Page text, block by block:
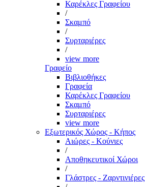
Καρέκλες Γραφείου
/
Σκαμπό
/
Συρταριέρες
/
view more
Γραφείο
Βιβλιοθήκες
Γραφεία
Καρέκλες Γραφείου
Σκαμπό
Συρταριέρες
view more
Εξωτερικός Χώρος - Κήπος
Αιώρες - Κούνιες
/
Αποθηκευτικοί Χώροι
/
Γλάστρες - Ζαρντινιέρες